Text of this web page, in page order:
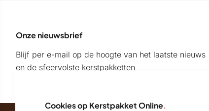
Onze nieuwsbrief
Blijf per e-mail op de hoogte van het laatste nieuws
en de sfeervolste kerstpakketten
Cookies op Kerstpakket Online.